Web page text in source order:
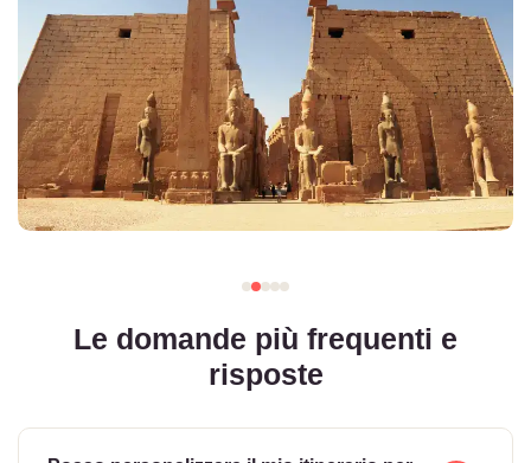
Le domande più frequenti e
risposte